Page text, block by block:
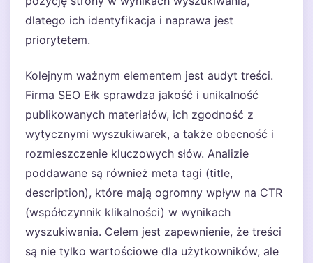
dlatego ich identyfikacja i naprawa jest
priorytetem.
Kolejnym ważnym elementem jest audyt treści.
Firma SEO Ełk sprawdza jakość i unikalność
publikowanych materiałów, ich zgodność z
wytycznymi wyszukiwarek, a także obecność i
rozmieszczenie kluczowych słów. Analizie
poddawane są również meta tagi (title,
description), które mają ogromny wpływ na CTR
(współczynnik klikalności) w wynikach
wyszukiwania. Celem jest zapewnienie, że treści
są nie tylko wartościowe dla użytkowników, ale